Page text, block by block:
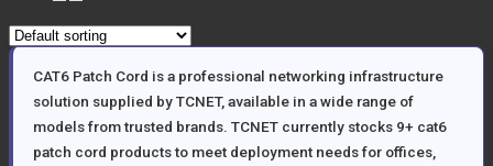
CAT6 Patch Cord is a professional networking infrastructure
solution supplied by TCNET, available in a wide range of
models from trusted brands. TCNET currently stocks 9+ cat6
patch cord products to meet deployment needs for offices,